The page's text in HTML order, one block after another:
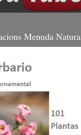
Menuda Natura